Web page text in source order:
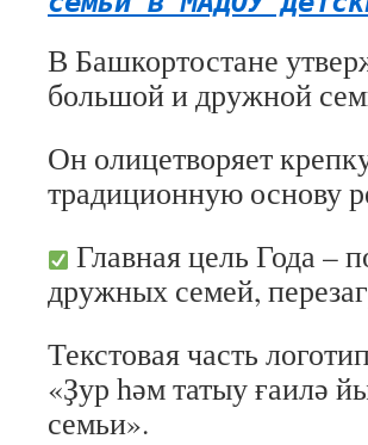
В Башкортостане
большой и дружной
Он олицетворяет
традиционную основу
Главная цель Года –
дружных семей,
Текстовая часть
«Ҙур һәм татыу ғаилә
семьи».